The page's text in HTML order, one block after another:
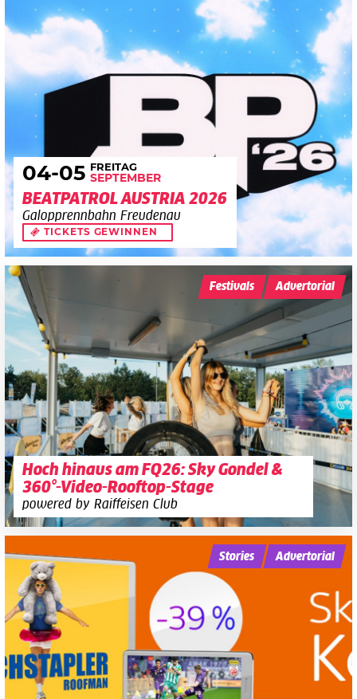
04-05 FREITAG
SEPTEMBER
BEATPATROL AUSTRIA 2026
Galopprennbahn Freudenau
TICKETS GEWINNEN
Hoch hinaus am FQ26: Sky Gondel &
360°-Video-Rooftop-Stage
powered by Raiffeisen Club
Festivals Advertorial
Stories Advertorial